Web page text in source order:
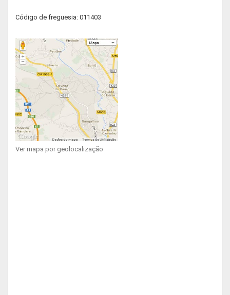
Código de freguesia: 011403
Ver mapa por geolocalização